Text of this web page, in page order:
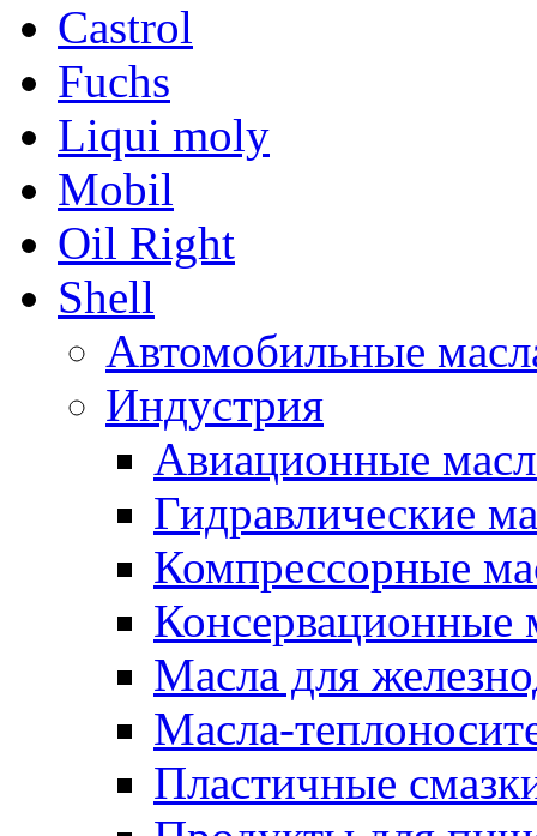
Castrol
Fuchs
Liqui moly
Mobil
Oil Right
Shell
Автомобильные
Индустрия
Авиационные
Гидравлические
Компрессорные
Консервационные
Масла для
Масла-
Пластичные